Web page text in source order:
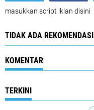
masukkan script iklan disini
TIDAK ADA REKOMENDASI
KOMENTAR
TERKINI